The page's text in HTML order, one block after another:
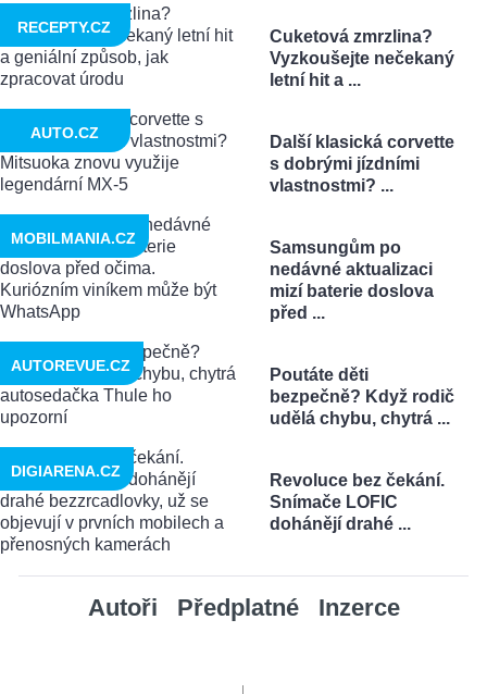
Cuketová zmrzlina?
Vyzkoušejte nečekaný
letní hit a ...
RECEPTY.CZ
Další klasická corvette
s dobrými jízdními
vlastnostmi? ...
AUTO.CZ
Samsungům po
nedávné aktualizaci
mizí baterie doslova
před ...
MOBILMANIA.CZ
Poutáte děti
bezpečně? Když rodič
udělá chybu, chytrá ...
AUTOREVUE.CZ
Revoluce bez čekání.
Snímače LOFIC
dohánějí drahé ...
DIGIARENA.CZ
Autoři Předplatné Inzerce